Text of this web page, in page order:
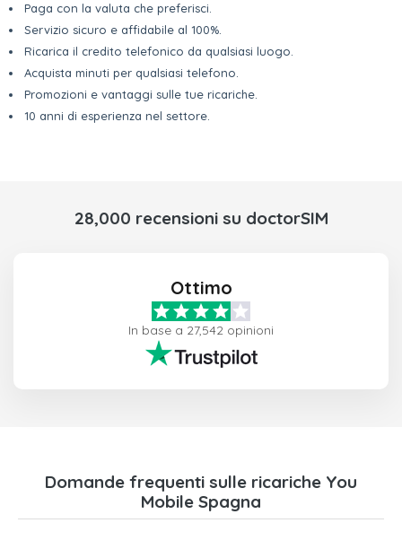
Paga con la valuta che preferisci.
Servizio sicuro e affidabile al 100%.
Ricarica il credito telefonico da qualsiasi luogo.
Acquista minuti per qualsiasi telefono.
Promozioni e vantaggi sulle tue ricariche.
10 anni di esperienza nel settore.
28,000 recensioni su doctorSIM
Ottimo
In base a 27,542 opinioni
Domande frequenti sulle ricariche You
Mobile Spagna